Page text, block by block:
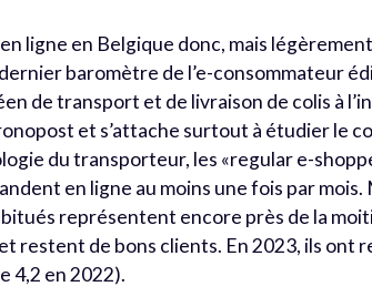
ligne en Belgique donc, mais
baromètre de l’e-consommateur
de transport et de livraison de colis à
et s’attache surtout à étudier le
du transporteur, les «regular e-
en ligne au moins une fois par
représentent encore près de la
restent de bons clients. En 2023, ils ont
4,2 en 2022).